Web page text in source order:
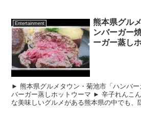
Entertainment
熊本県グル
ンバーガー
ーガー蒸し
► 熊本県グルメタウン・菊池市「ハンバ
バーガー蒸しホットウーマ ► 辛子れんこ
な美味しいグルメがある熊本県の中でも、